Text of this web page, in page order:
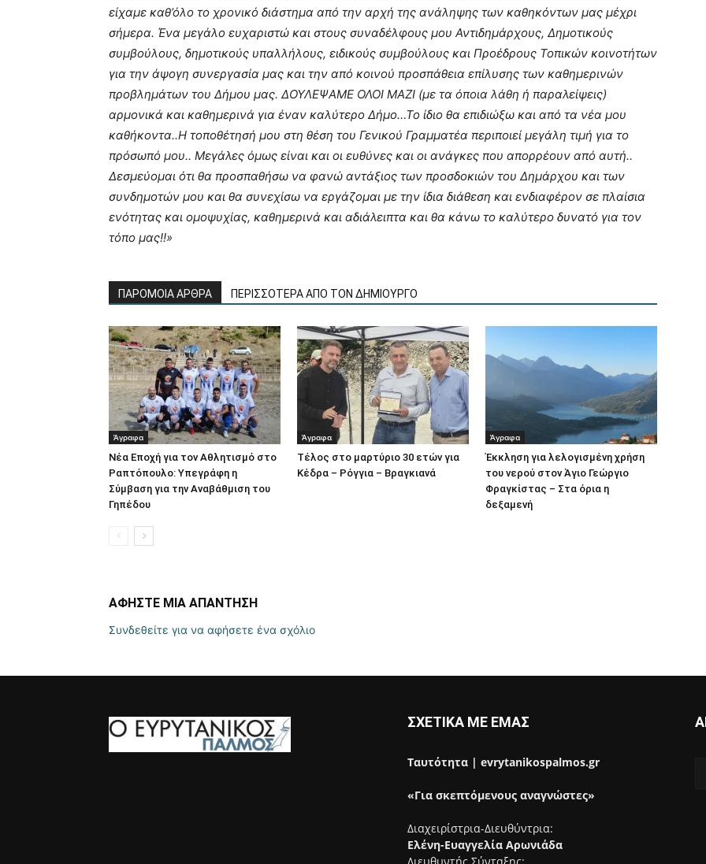
είχαμε καθ’όλο το χρονικό διάστημα από την αρχή της ανάληψης των καθηκόντων μας μέχρι
σήμερα. Ένα μεγάλο ευχαριστώ και στους συναδέλφους μου Αντιδημάρχους, Δημοτικούς
συμβούλους, δημοτικούς υπαλλήλους, ειδικούς συμβούλους και Προέδρους Τοπικών κοινοτήτων
για την άψογη συνεργασία μας και την από κοινού προσπάθεια επίλυσης των καθημερινών
προβλημάτων του Δήμου μας. ΔΟΥΛΕΨΑΜΕ ΟΛΟΙ ΜΑΖΙ (με τα όποια λάθη ή παραλείψεις)
αρμονικά και καθημερινά για έναν καλύτερο Δήμο…Το ίδιο θα επιδιώξω και από τα νέα μου
καθήκοντα..Η τοποθέτησή μου στη θέση του Γενικού Γραμματέα περιποιεί μεγάλη τιμή για το
πρόσωπό μου.. Μεγάλες όμως είναι και οι ευθύνες και οι ανάγκες που απορρέουν από αυτή..
Δεσμεύομαι ότι θα προσπαθήσω να φανώ αντάξιος των προσδοκιών του Δημάρχου και των
συνδημοτών μου και θα συνεχίσω να εργάζομαι με την ίδια διάθεση και ενδιαφέρον σε πλαίσια
ενότητας και ομοψυχίας, καθημερινά και αδιάλειπτα και θα κάνω το καλύτερο δυνατό για τον
τόπο μας!!»
ΠΑΡΟΜΟΙΑ ΑΡΘΡΑ ΠΕΡΙΣΣΟΤΕΡΑ ΑΠΟ ΤΟΝ ΔΗΜΙΟΥΡΓΟ
Άγραφα
Νέα Εποχή για τον Αθλητισμό στο
Ραπτόπουλο: Υπεγράφη η
Σύμβαση για την Αναβάθμιση του
Γηπέδου
Άγραφα
Τέλος στο μαρτύριο 30 ετών για
Κέδρα – Ρόγγια – Βραγκιανά
Άγραφα
Έκκληση για λελογισμένη χρήση
του νερού στον Άγιο Γεώργιο
Φραγκίστας – Στα όρια η
δεξαμενή
ΑΦΗΣΤΕ ΜΙΑ ΑΠΑΝΤΗΣΗ
Συνδεθείτε για να αφήσετε ένα σχόλιο
ΣΧΕΤΙΚΑ ΜΕ ΕΜΑΣ
Ταυτότητα | evrytanikospalmos.gr
«Για σκεπτόμενους αναγνώστες»
Διαχειρίστρια-Διευθύντρια:
Ελένη-Ευαγγελία Αρωνιάδα